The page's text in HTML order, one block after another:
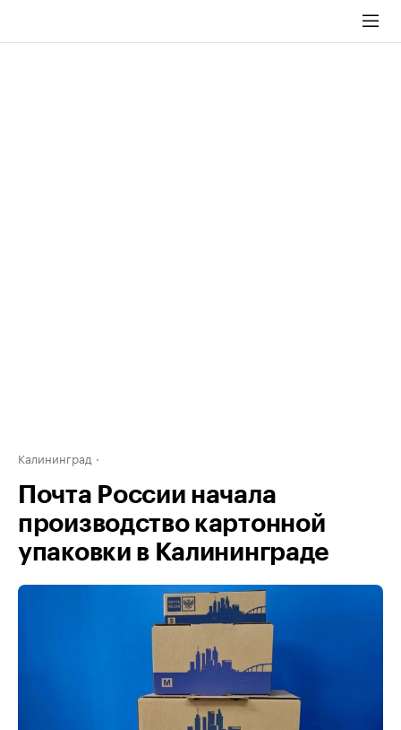
Калининград
Почта России начала
производство картонной
упаковки в Калининграде